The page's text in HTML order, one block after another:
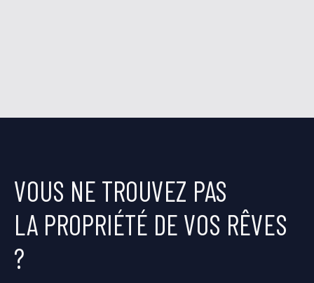
VOUS NE TROUVEZ PAS
LA PROPRIÉTÉ DE VOS RÊVES
?